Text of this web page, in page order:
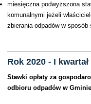
miesięczna podwyższona
komunalnymi jeżeli
zbierania odpadów w
Rok 2020 - I kwartał
Stawki opłaty za
odbioru odpadów w